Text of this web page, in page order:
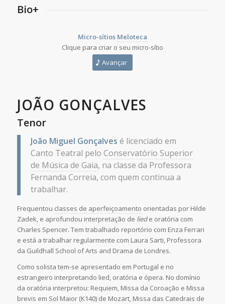
Bio+
Micro-sítios Meloteca
Clique para criar o seu micro-sítio
Avançar
JOÃO GONÇALVES
Tenor
João Miguel Gonçalves é licenciado em
Canto Teatral pelo Conservatório Superior
de Música de Gaia, na classe da Professora
Fernanda Correia, com quem continua a
trabalhar.
Frequentou classes de aperfeiçoamento orientadas por Hilde
Zadek, e aprofundou interpretação de liede oratória com
Charles Spencer. Tem trabalhado reportório com Enza Ferrari
e está a trabalhar regularmente com Laura Sarti, Professora
da Guildhall School of Arts and Drama de Londres.
Como solista tem-se apresentado em Portugal e no
estrangeiro interpretando lied, oratória e ópera. No domínio
da oratória interpretou: Requiem, Missa da Coroação e Missa
brevis em Sol Maior (K140) de Mozart, Missa das Catedrais de